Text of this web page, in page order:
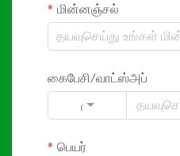
மின்னஞ்சல்
கைபேசி/வாட்ஸ்அப்
Code
பெயர்